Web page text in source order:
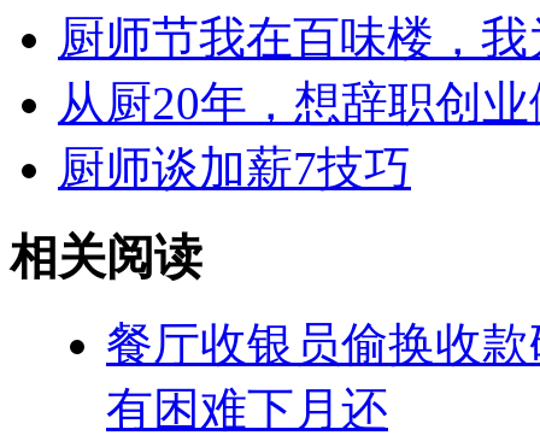
厨师节我在百味楼，
从厨20年，想辞职创
厨师谈加薪7技巧
相关阅读
餐厅收银员偷换收
有困难下月还